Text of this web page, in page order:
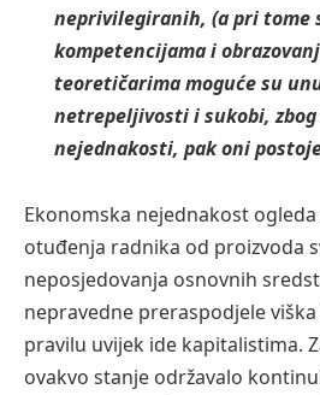
neprivilegiranih, (a pri tome
kompetencijama i
teoretičarima moguće su
netrepeljivosti i sukobi, zbog
nejednakosti, pak oni
Ekonomska nejednakost ogleda
otuđenja radnika od proizvoda
neposjedovanja osnovnih
nepravedne preraspodjele
pravilu uvijek ide kapitalistima.
ovakvo stanje održavalo